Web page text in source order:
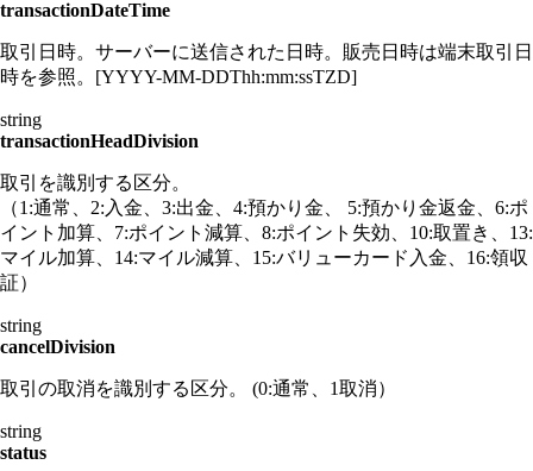
transactionDateTime
取引日時。サーバーに送信された日時。販売日時は端末取引日
時を参照。[YYYY-MM-DDThh:mm:ssTZD]
string
transactionHeadDivision
取引を識別する区分。
（1:通常、2:入金、3:出金、4:預かり金、 5:預かり金返金、6:ポ
イント加算、7:ポイント減算、8:ポイント失効、10:取置き、13:
マイル加算、14:マイル減算、15:バリューカード入金、16:領収
証）
string
cancelDivision
取引の取消を識別する区分。 (0:通常、1取消）
string
status